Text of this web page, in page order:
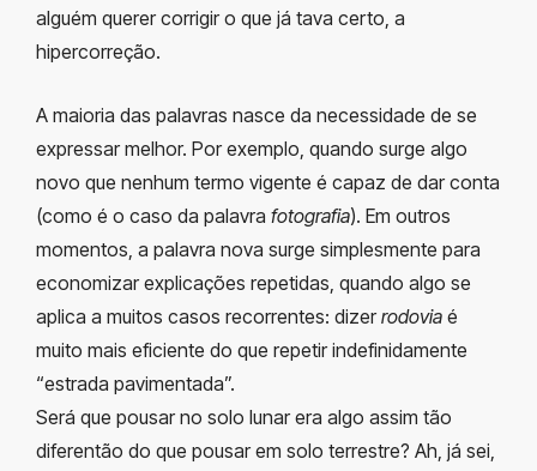
alguém querer corrigir o que já tava certo, a
hipercorreção.
A maioria das palavras nasce da necessidade de se
expressar melhor. Por exemplo, quando surge algo
novo que nenhum termo vigente é capaz de dar conta
(como é o caso da palavra fotografia). Em outros
momentos, a palavra nova surge simplesmente para
economizar explicações repetidas, quando algo se
aplica a muitos casos recorrentes: dizerrodovia é
muito mais eficiente do que repetir indefinidamente
“estrada pavimentada”.
Será que pousar no solo lunar era algo assim tão
diferentão do que pousar em solo terrestre? Ah, já sei,